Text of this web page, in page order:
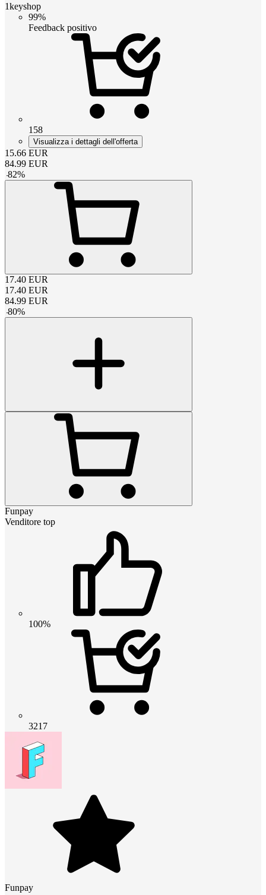
1keyshop
99%
Feedback positivo
158
Visualizza i dettagli dell'offerta
15.66 EUR
84.99 EUR
-82%
17.40 EUR
17.40 EUR
84.99 EUR
-80%
Funpay
Venditore top
100%
3217
Funpay